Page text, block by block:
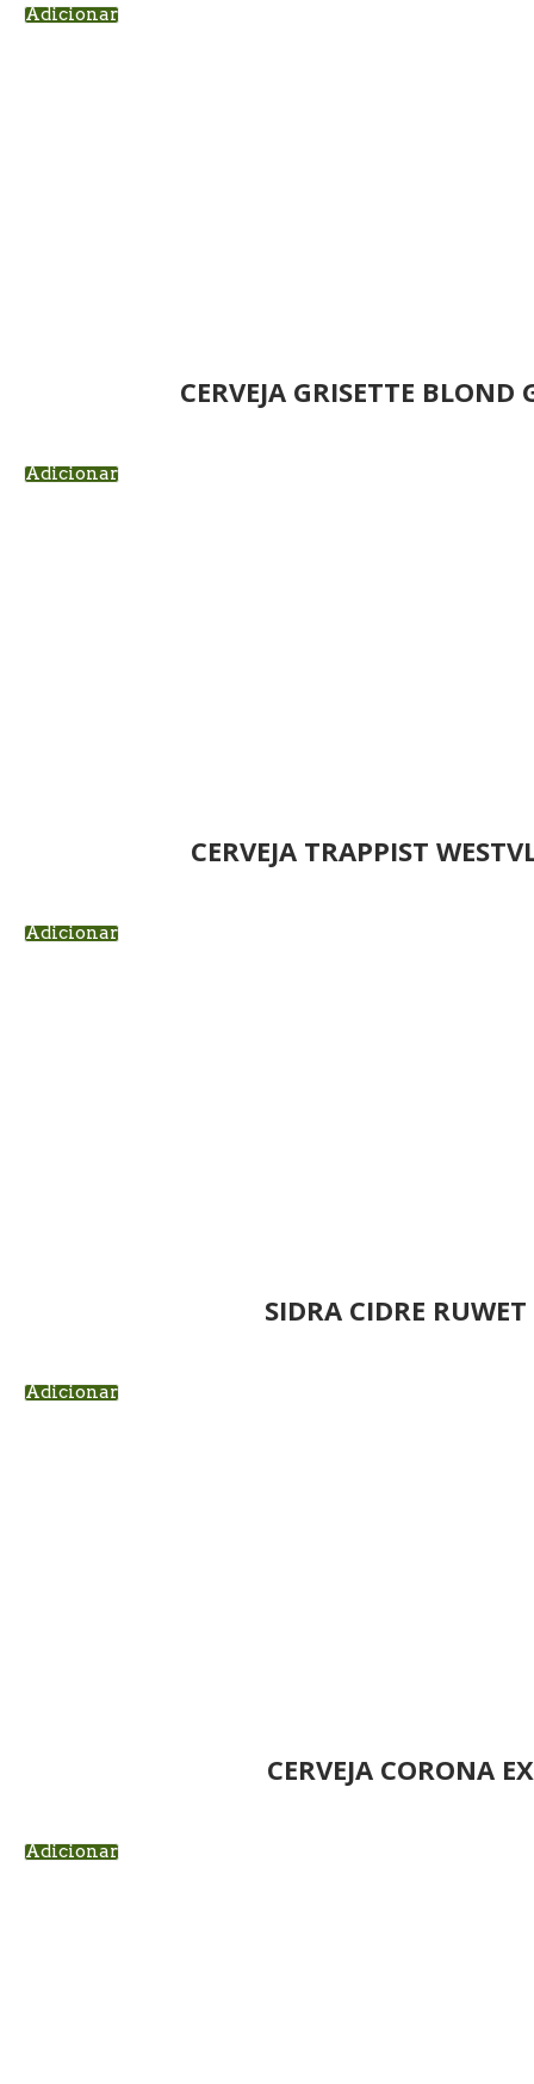
Adicionar
CERVEJA GRISETTE BLOND
Adicionar
CERVEJA TRAPPIST
Adicionar
SIDRA CIDRE
Adicionar
CERVEJA CORONA
Adicionar